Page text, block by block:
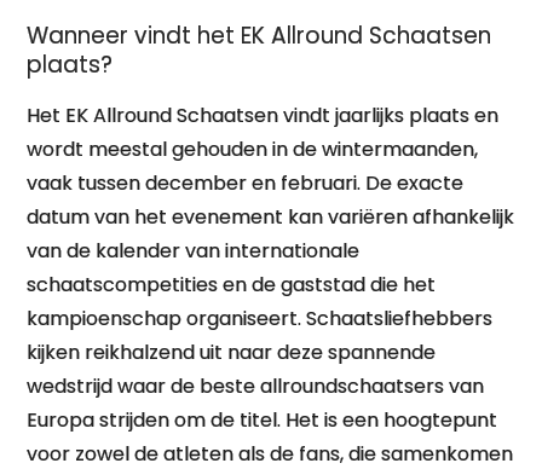
Wanneer vindt het EK Allround Schaatsen
plaats?
Het EK Allround Schaatsen vindt jaarlijks plaats en
wordt meestal gehouden in de wintermaanden,
vaak tussen december en februari. De exacte
datum van het evenement kan variëren afhankelijk
van de kalender van internationale
schaatscompetities en de gaststad die het
kampioenschap organiseert. Schaatsliefhebbers
kijken reikhalzend uit naar deze spannende
wedstrijd waar de beste allroundschaatsers van
Europa strijden om de titel. Het is een hoogtepunt
voor zowel de atleten als de fans, die samenkomen